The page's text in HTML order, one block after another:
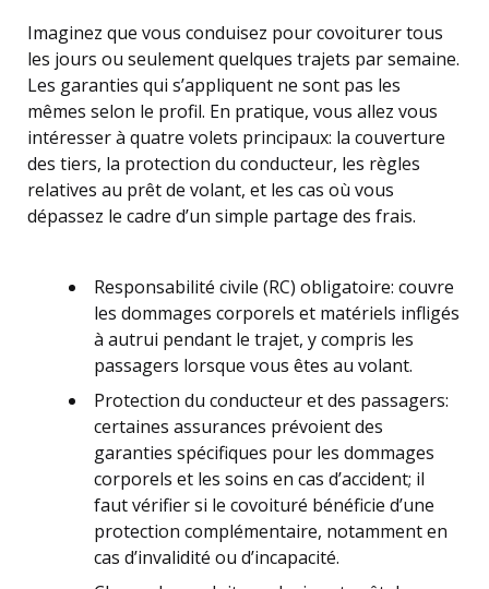
Imaginez que vous conduisez pour covoiturer tous
les jours ou seulement quelques trajets par semaine.
Les garanties qui s’appliquent ne sont pas les
mêmes selon le profil. En pratique, vous allez vous
intéresser à quatre volets principaux: la couverture
des tiers, la protection du conducteur, les règles
relatives au prêt de volant, et les cas où vous
dépassez le cadre d’un simple partage des frais.
Responsabilité civile (RC) obligatoire: couvre
les dommages corporels et matériels infligés
à autrui pendant le trajet, y compris les
passagers lorsque vous êtes au volant.
Protection du conducteur et des passagers:
certaines assurances prévoient des
garanties spécifiques pour les dommages
corporels et les soins en cas d’accident; il
faut vérifier si le covoituré bénéficie d’une
protection complémentaire, notamment en
cas d’invalidité ou d’incapacité.